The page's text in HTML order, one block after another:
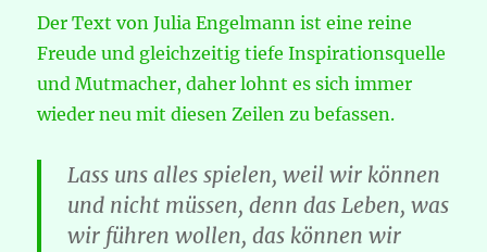
Der Text von Julia Engelmann ist eine reine
Freude und gleichzeitig tiefe Inspirationsquelle
und Mutmacher, daher lohnt es sich immer
wieder neu mit diesen Zeilen zu befassen.
Lass uns alles spielen, weil wir können
und nicht müssen, denn das Leben, was
wir führen wollen, das können wir